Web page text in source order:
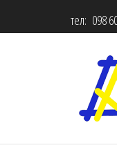
тел: 098